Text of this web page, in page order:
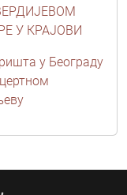
У КРАЈОВИ
у Београду